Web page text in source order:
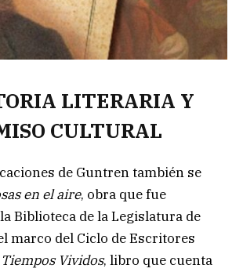
LITERARIA Y
CULTURAL
de Guntren también se
en el aire, obra que fue
Biblioteca de la Legislatura de
marco del Ciclo de Escritores
Tiempos Vividos, libro que cuenta